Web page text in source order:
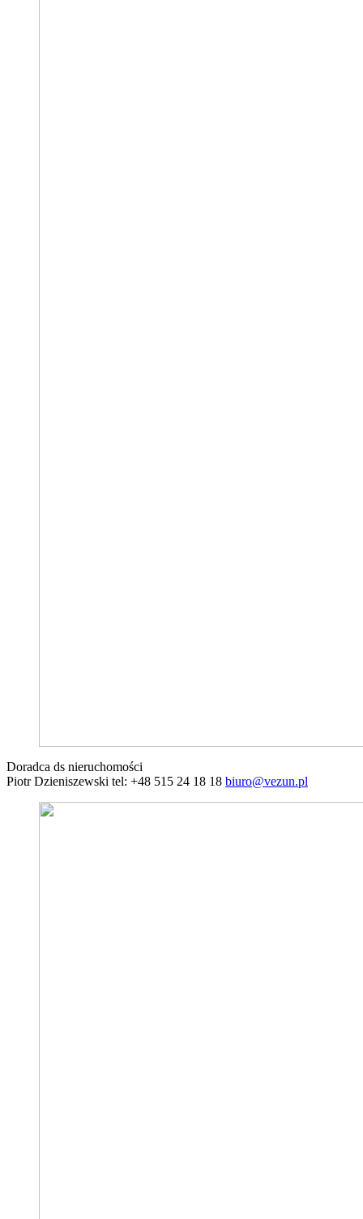
Doradca ds nieruchomości
Piotr Dzieniszewski tel: +48 515 24 18 18 biuro@vezun.pl